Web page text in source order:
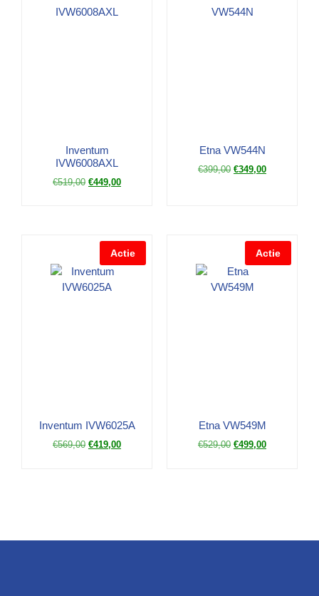
Inventum
IVW6008AXL
€519,00 €449,00
Etna VW544N
€399,00 €349,00
Actie
Inventum IVW6025A
€569,00 €419,00
Actie
Etna VW549M
€529,00 €499,00